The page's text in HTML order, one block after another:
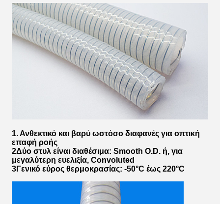
1. Ανθεκτικό και βαρύ ωστόσο διαφανές για οπτική
επαφή ροής
2Δύο στυλ είναι διαθέσιμα: Smooth O.D. ή, για
μεγαλύτερη ευελιξία, Convoluted
3Γενικό εύρος θερμοκρασίας: -50°C έως 220°C